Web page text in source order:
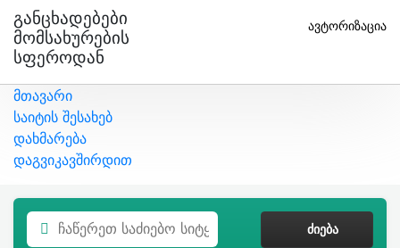
Განცხადებები
Მომსახურების
Სფეროდან
ავტორიზაცია
მთავარი
საიტის შესახებ
დახმარება
დაგვიკავშირდით
ᲫᲘᲔᲑᲐ